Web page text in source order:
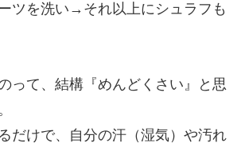
ツを洗い→それ以上にシュラフも
って、結構『めんどくさい』と思
だけで、自分の汗（湿気）や汚れ